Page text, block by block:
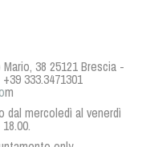
38 25121 Brescia -
333.3471301
m
dal mercoledì al venerdì